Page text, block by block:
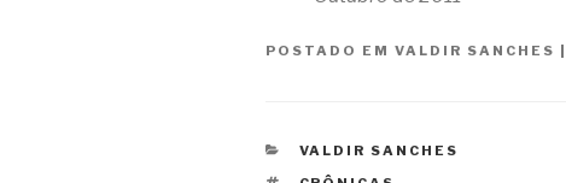
POSTADO EM VALDIR SANCHES |
CATEGORIAS
VALDIR SANCHES